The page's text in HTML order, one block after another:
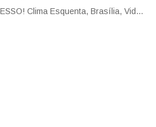
Clima Esquenta, Brasília, Vid...